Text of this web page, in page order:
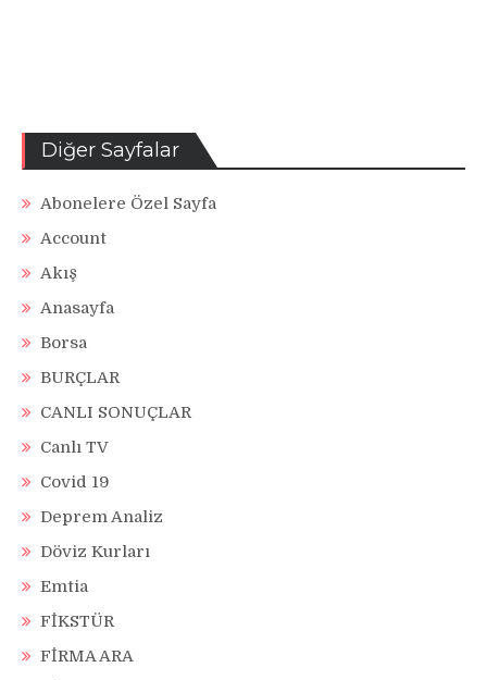
Diğer Sayfalar
Abonelere Özel Sayfa
Account
Akış
Anasayfa
Borsa
BURÇLAR
CANLI SONUÇLAR
Canlı TV
Covid 19
Deprem Analiz
Döviz Kurları
Emtia
FİKSTÜR
FİRMA ARA